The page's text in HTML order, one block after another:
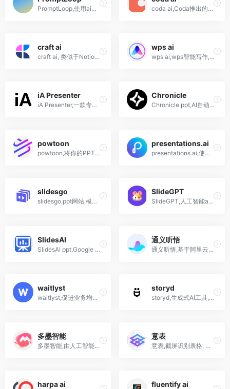
PromptLoop,使用ai帮助研究人员和专业人士简化数据分析,Excel和Google Sheet coda ai,Coda推出的Notion AI写作和文档助手
craft ai
craft ai, 类似于Notion ai的办公写作助手
wps ai
wps ai,wps智能写作,文字,pdf阅读,演示ppt生成
iA Presenter
iA Presenter,一款专为演讲而生的ai ppt生成工具,支持Markdown格式
Chronicle
Chronicle ppt,AI自动生成高颜值ppt演示文稿
powtoon
powtoon,将你的PPT转变为生动的动画和视频
presentations.ai
presentations.ai,使用chatgpt ai生成精美PPT、网页和文档等
slidesgo
slidesgo,ppt网站,模板,ai人工智能生成优美幻灯片
SlideGPT
SlideGPT,人工智能ai一键生成PPT工具
SlidesAI
SlidesAI ppt,Google Workspace ai ppt插件,几秒钟内创建演示幻灯片
通义听悟
通义听悟,基于阿里云AI大模型,每天自动获得自动两小时听转写时长
waitlyst
waitlyst,促进业务增长的ai人工服务,提高收入和留存率
storyd
storyd,生成式AI工具,生成领导喜欢的演示文稿,ppt
多墨智能
多墨智能,由人工智能驱动的工作助手。AI生成文档、流程图、思维导图
意表
意表,截屏识别表格, 通用表格、无框线表格、财报、银行流水，轻松提取！
harpa ai fluentify ai